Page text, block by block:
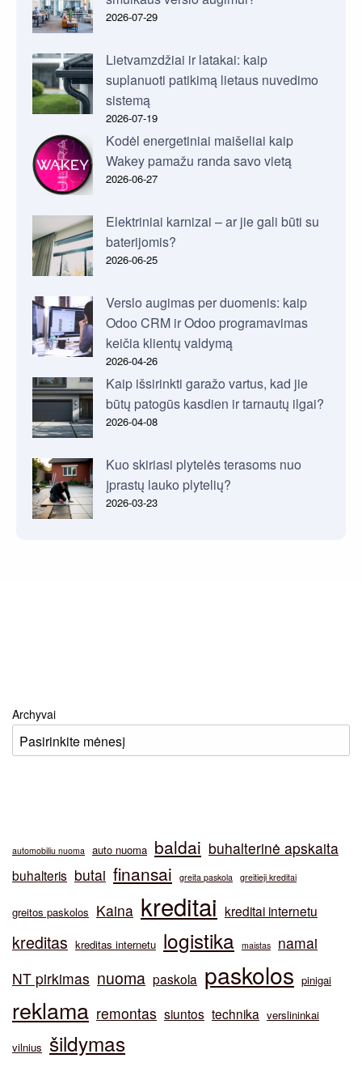
2026-07-29
Lietvamzdžiai ir latakai: kaip
suplanuoti patikimą lietaus nuvedimo
sistemą
2026-07-19
Kodėl energetiniai maišeliai kaip
Wakey pamažu randa savo vietą
2026-06-27
Elektriniai karnizai – ar jie gali būti su
baterijomis?
2026-06-25
Verslo augimas per duomenis: kaip
Odoo CRM ir Odoo programavimas
keičia klientų valdymą
2026-04-26
Kaip išsirinkti garažo vartus, kad jie
būtų patogūs kasdien ir tarnautų ilgai?
2026-04-08
Kuo skiriasi plytelės terasoms nuo
įprastų lauko plytelių?
2026-03-23
Archyvai
automobiliu nuoma auto nuoma baldai buhalterinė apskaita
buhalteris butai finansai greita paskola greitieji kreditai
greitos paskolos Kaina kreditai kreditai internetu
kreditas kreditas internetu logistika maistas
namai
NT pirkimas nuoma paskola paskolos pinigai
reklama remontas siuntos technika verslininkai
vilnius šildymas